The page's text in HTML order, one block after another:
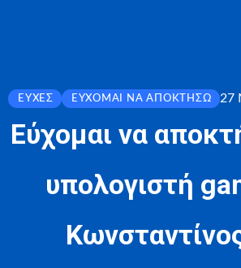
ΕΥΧΈΣ ΕΎΧΟΜΑΙ ΝΑ ΑΠΟΚΤΉΣΩ 27
Εύχομαι να
υπολογιστή